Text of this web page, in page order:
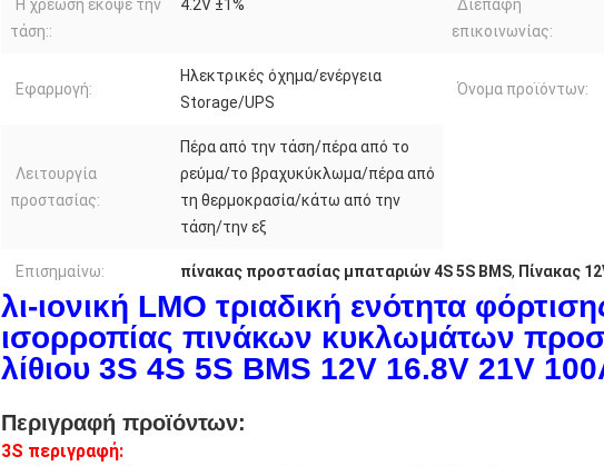
Η χρέωση έκοψε την
τάση::
4.2V ±1%
Διεπαφή
επικοινωνίας:
Εφαρμογή:
Ηλεκτρικές όχημα/ενέργεια
Storage/UPS
Όνομα προϊόντων:
Λειτουργία
προστασίας:
Πέρα από την τάση/πέρα από το
ρεύμα/το βραχυκύκλωμα/πέρα από
τη θερμοκρασία/κάτω από την
τάση/την εξ
Επισημαίνω: πίνακας προστασίας μπαταριών 4S 5S BMS, Πίνακας
λι-ιονική LMO τριαδική ενότητα
ισορροπίας πινάκων κυκλωμάτων
λίθιου 3S 4S 5S BMS 12V 16.8V 21V
Περιγραφή προϊόντων:
3S περιγραφή: